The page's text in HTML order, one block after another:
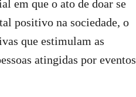
em que o ato de doar se
positivo na sociedade, o
que estimulam as
atingidas por eventos